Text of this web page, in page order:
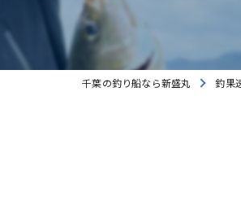
千葉の釣り船なら新盛丸 釣果